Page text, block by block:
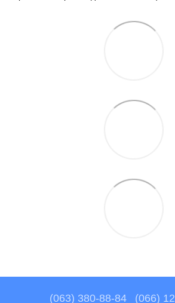
(063) 380-88-84 (066)